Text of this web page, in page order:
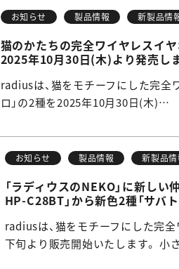
お知らせ 製品情報 新製品情
猫のかたちの完全ワイヤレスイ
2025年10月30日(木)より発売しま
radiusは、猫をモチーフにした完全
ロ」の2種を2025年10月30日(木)…
お知らせ 製品情報 新製品情
「ラディウスのNEKO」に新し
HP-C28BT」から新色2種「サバ
radiusは、猫をモチーフにした完
下旬より販売開始いたします。 小